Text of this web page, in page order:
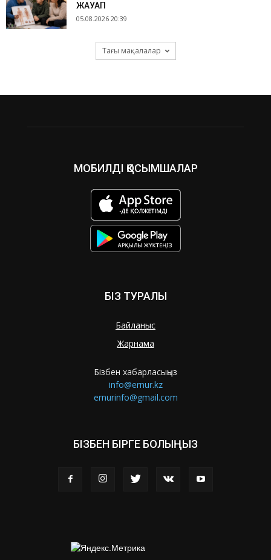
ЖАУАП
05.08.2026 20:39
Тағы мақалалар
МОБИЛДІ ҚОСЫМШАЛАР
БІЗ ТУРАЛЫ
Байланыс
Жарнама
Бізбен хабарласыңыз
info@ernur.kz
ernurinfo@gmail.com
БІЗБЕН БІРГЕ БОЛЫҢЫЗ